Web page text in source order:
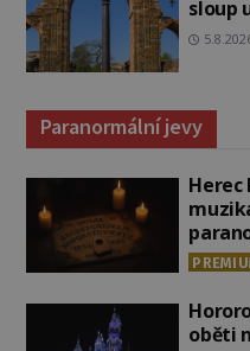
sloup
Paranormální jevy
Herec
oběti